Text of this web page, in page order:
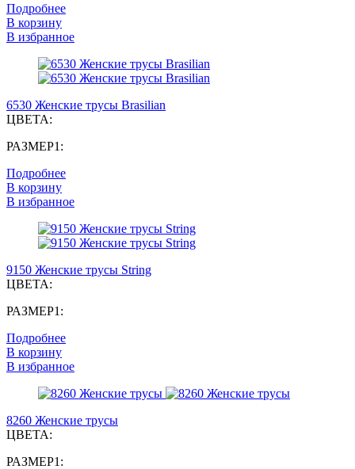
Подробнее
В корзину
В избранное
6530 Женские трусы Brasilian
ЦВЕТА:
РАЗМЕР1:
Подробнее
В корзину
В избранное
9150 Женские трусы String
ЦВЕТА:
РАЗМЕР1:
Подробнее
В корзину
В избранное
8260 Женские трусы
ЦВЕТА:
РАЗМЕР1: